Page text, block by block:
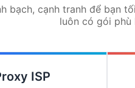
bạch, cạnh tranh để bạn
luôn có gói phù
ISP